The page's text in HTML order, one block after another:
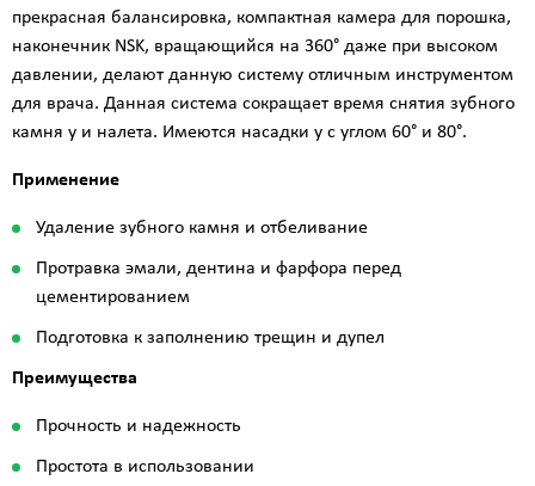
прекрасная балансировка, компактная камера для порошка,
наконечник NSK, вращающийся на 360° даже при высоком
давлении, делают данную систему отличным инструментом
для врача. Данная система сокращает время снятия зубного
камня y и налета. Имеются насадки y с углом 60° и 80°.
Применение
Удаление зубного камня и отбеливание
Протравка эмали, дентина и фарфора перед
цементированием
Подготовка к заполнению трещин и дупел
Преимущества
Прочность и надежность
Простота в использовании